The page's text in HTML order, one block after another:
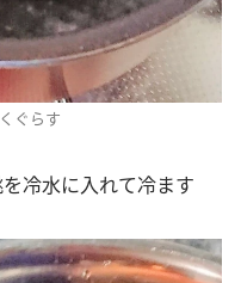
ぐらす
冷水に入れて冷ます